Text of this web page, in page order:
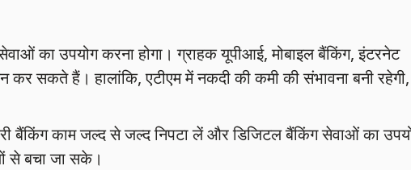
का उपयोग करना होगा। ग्राहक यूपीआई, मोबाइल बैंकिंग, इंटरनेट
सकते हैं। हालांकि, एटीएम में नकदी की कमी की संभावना बनी रहेगी,
बैंकिंग काम जल्द से जल्द निपटा लें और डिजिटल बैंकिंग सेवाओं का
से बचा जा सके।